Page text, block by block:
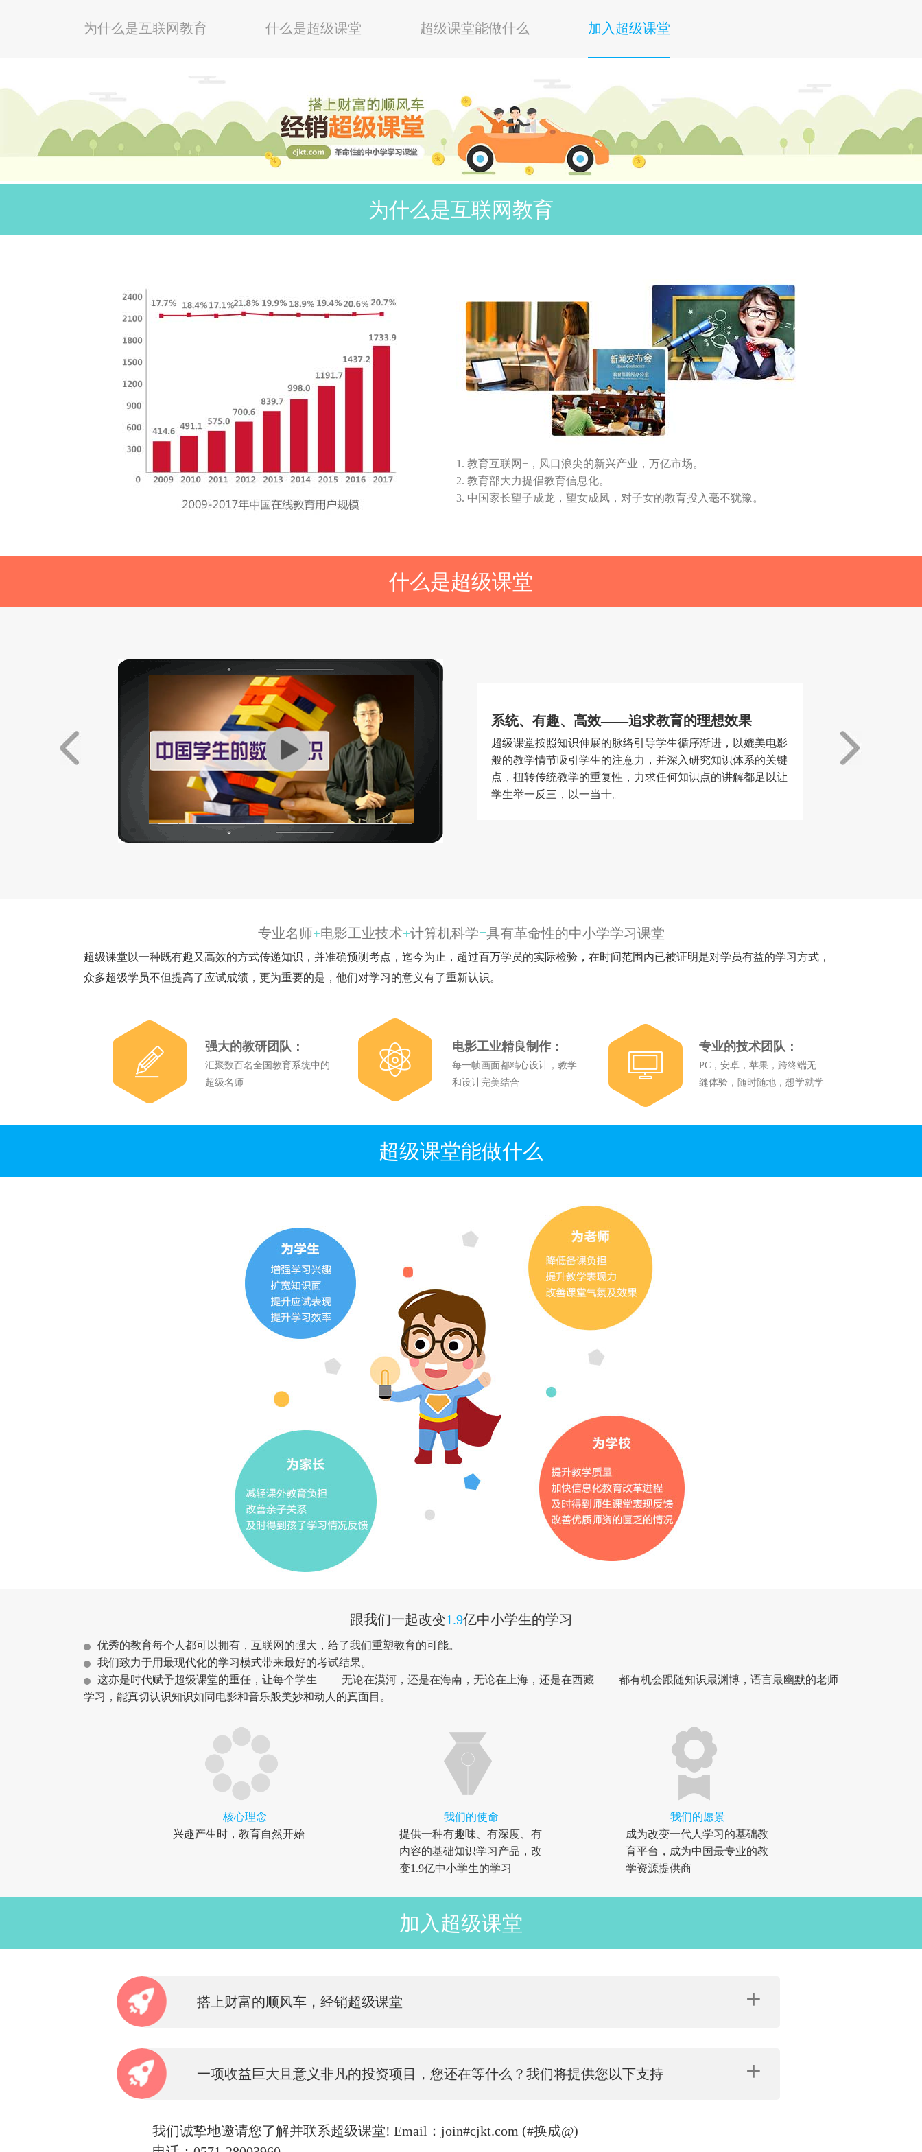
为什么是互联网教育 什么是超级课堂 超级课堂能做什么 加入超级课堂
为什么是互联网教育
1. 教育互联网+，风口浪尖的新兴产业，万亿市场。
2. 教育部大力提倡教育信息化。
3. 中国家长望子成龙，望女成凤，对子女的教育投入毫不犹豫。
什么是超级课堂
系统、有趣、高效——追求教育的理想效果
超级课堂按照知识伸展的脉络引导学生循序渐进，以媲美电影
般的教学情节吸引学生的注意力，并深入研究知识体系的关键
点，扭转传统教学的重复性，力求任何知识点的讲解都足以让
学生举一反三，以一当十。
超级课堂拒绝传统教育的静止不变，把局限于一室之内的黑白
改写为往来古今的七彩，借助电影、音乐、文学和艺术等元
素，让所有的知识活泼地流淌在璀璨迷人的画面中，跳跃在美
妙的音符里
包容、开放、创新——追求教育的前瞻性
超级课堂打破书本知识的绝对框架，让知识的传递与学生天马
识，并鼓励学生对未知领域大胆求索。
专业名师+电影工业技术+计算机科学=具有革命性的中小学学习课堂
超级课堂以一种既有趣又高效的方式传递知识，并准确预测考点，迄今为止，超过百万学员的实际检验，在时间范围内已被证明是对学员有益的学习方式，
众多超级学员不但提高了应试成绩，更为重要的是，他们对学习的意义有了重新认识。
强大的教研团队：
汇聚数百名全国教育系统中的
超级名师
电影工业精良制作：
每一帧画面都精心设计，教学
和设计完美结合
专业的技术团队：
PC，安卓，苹果，跨终端无
缝体验，随时随地，想学就学
超级课堂能做什么
跟我们一起改变1.9亿中小学生的学习
优秀的教育每个人都可以拥有，互联网的强大，给了我们重塑教育的可能。
我们致力于用最现代化的学习模式带来最好的考试结果。
这亦是时代赋予超级课堂的重任，让每个学生— —无论在漠河，还是在海南，无论在上海，还是在西藏— —都有机会跟随知识最渊博，语言最幽默的老师
学习，能真切认识知识如同电影和音乐般美妙和动人的真面目。
核心理念
兴趣产生时，教育自然开始
我们的使命
提供一种有趣味、有深度、有
内容的基础知识学习产品，改
变1.9亿中小学生的学习
我们的愿景
成为改变一代人学习的基础教
育平台，成为中国最专业的教
学资源提供商
加入超级课堂
搭上财富的顺风车，经销超级课堂 +
一项收益巨大且意义非凡的投资项目，您还在等什么？我们将提供您以下支持 +
我们诚挚地邀请您了解并联系超级课堂! Email：join#cjkt.com (#换成@)